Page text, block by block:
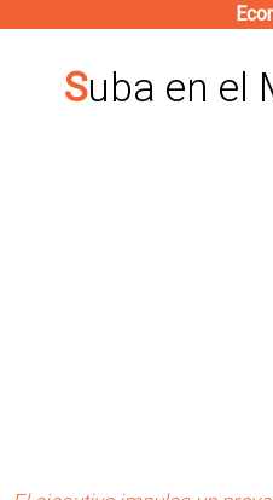
contenido
Suba en